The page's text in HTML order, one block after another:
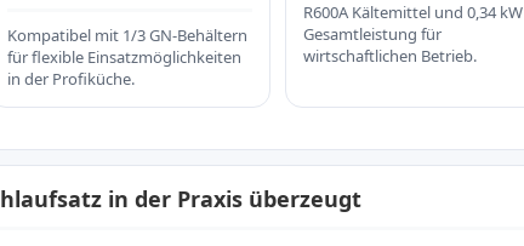
Kompatibel mit 1/3 GN-Behältern
für flexible Einsatzmöglichkeiten
in der Profiküche.
R600A Kältemittel und 0,34 kW
Gesamtleistung für
wirtschaftlichen Betrieb.
in der Praxis überzeugt